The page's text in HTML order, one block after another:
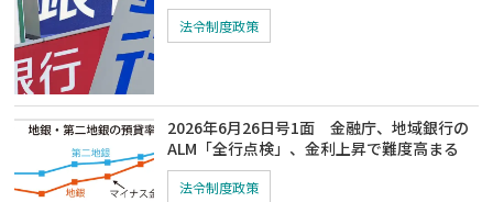
法令制度政策
2026年6月26日号1面 金融庁、地域銀行の
ALM「全行点検」、金利上昇で難度高まる
法令制度政策